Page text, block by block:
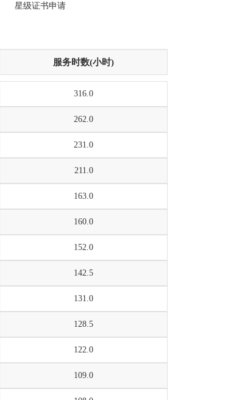
星级证书申请
服务时数(小时)
316.0
262.0
231.0
211.0
163.0
160.0
152.0
142.5
131.0
128.5
122.0
109.0